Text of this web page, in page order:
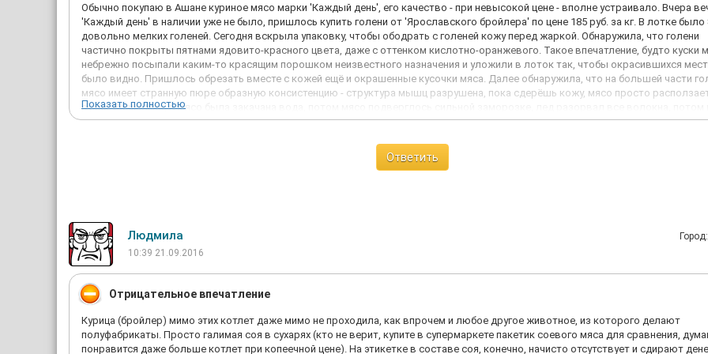
Обычно покупаю в Ашане куриное мясо марки 'Каждый день', его качество - при невысокой цене - вполне устраивало. Вчера
'Каждый день' в наличии уже не было, пришлось купить голени от 'Ярославского бройлера' по цене 185 руб. за кг. В лотке было
довольно мелких голеней. Сегодня вскрыла упаковку, чтобы ободрать с голеней кожу перед жаркой. Обнаружила, что голени
частично покрыты пятнами ядовито-красного цвета, даже с оттенком кислотно-оранжевого. Такое впечатление, будто куски
небрежно посыпали каким-то красящим порошком неизвестного назначения и уложили в лоток так, чтобы окрасившихся
было видно. Пришлось обрезать вместе с кожей ещё и окрашенные кусочки мяса. Далее обнаружила, что на большей части
мясо имеет странную пюре образную консистенцию - структура мышц разрушена, пока сдерёшь кожу, мясо просто
руках. Возможно, в мясо была закачана вода, потом мясо подверглось сильной заморозке, лед разорвал все волокна, потом
было разморожено, высушено, посыпано каким-то неизвестным порошком, упаковано и продано как ОХЛАЖДЁННОЕ куриное
съедим сами, остальные отдам кошкам. Мне 54 года, всю жизнь покупаю и готовлю курятину, а такой - окрашенной и
никогда не видела. Сходила на оф. сайт производителя, они там про себя всё очень хвалебно-расписывают. Но у меня покупать
Показать полностью
Ответить
Людмила
10:39 21.09.2016
Отрицательное впечатление
Курица (бройлер) мимо этих котлет даже мимо не проходила, как впрочем и любое другое животное, из которого делают
полуфабрикаты. Просто галимая соя в сухарях (кто не верит, купите в супермаркете пакетик соевого мяса для сравнения,
понравится даже больше котлет при копеечной цене). На этикетке в составе соя, конечно, начисто отсутствует и сдирают